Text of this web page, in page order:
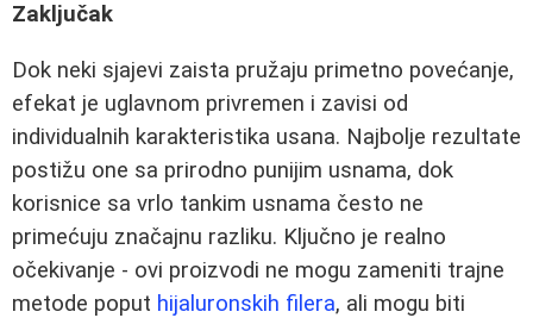
Zaključak
Dok neki sjajevi zaista pružaju primetno povećanje,
efekat je uglavnom privremen i zavisi od
individualnih karakteristika usana. Najbolje rezultate
postižu one sa prirodno punijim usnama, dok
korisnice sa vrlo tankim usnama često ne
primećuju značajnu razliku. Ključno je realno
očekivanje - ovi proizvodi ne mogu zameniti trajne
metode poput hijaluronskih filera, ali mogu biti